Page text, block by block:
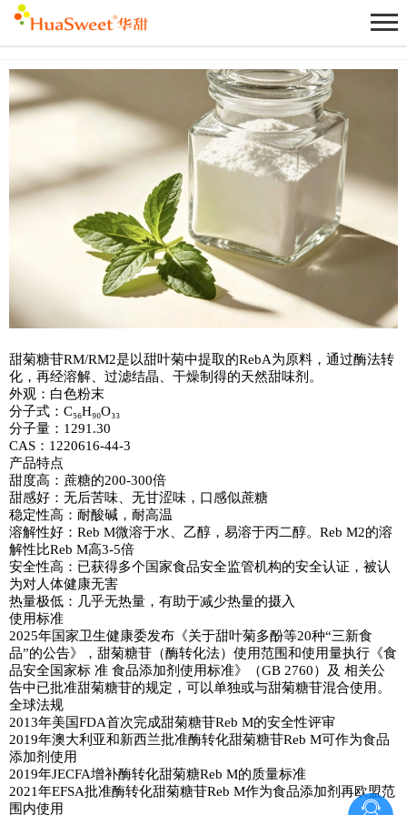
产品名称：甜菊糖苷RM/M2
甜菊糖苷RM/RM2是以甜叶菊中提取的RebA为原料，通过酶法转
化，再经溶解、过滤结晶、干燥制得的天然甜味剂。
外观：白色粉末
分子式：C₅₆H₉₀O₃₃
分子量：1291.30
CAS：1220616-44-3
产品特点
甜度高：蔗糖的200-300倍
甜感好：无后苦味、无甘涩味，口感似蔗糖
稳定性高：耐酸碱，耐高温
溶解性好：Reb M微溶于水、乙醇，易溶于丙二醇。Reb M2的溶
解性比Reb M高3-5倍
安全性高：已获得多个国家食品安全监管机构的安全认证，被认
为对人体健康无害
热量极低：几乎无热量，有助于减少热量的摄入
使用标准
2025年国家卫生健康委发布《关于甜叶菊多酚等20种“三新食
品”的公告》，甜菊糖苷（酶转化法）使用范围和使用量执行《食
品安全国家标 准 食品添加剂使用标准》（GB 2760）及 相关公
告中已批准甜菊糖苷的规定，可以单独或与甜菊糖苷混合使用。
全球法规
2013年美国FDA首次完成甜菊糖苷Reb M的安全性评审
2019年澳大利亚和新西兰批准酶转化甜菊糖苷Reb M可作为食品
添加剂使用
2019年JECFA增补酶转化甜菊糖Reb M的质量标准
2021年EFSA批准酶转化甜菊糖苷Reb M作为食品添加剂再欧盟范
围内使用